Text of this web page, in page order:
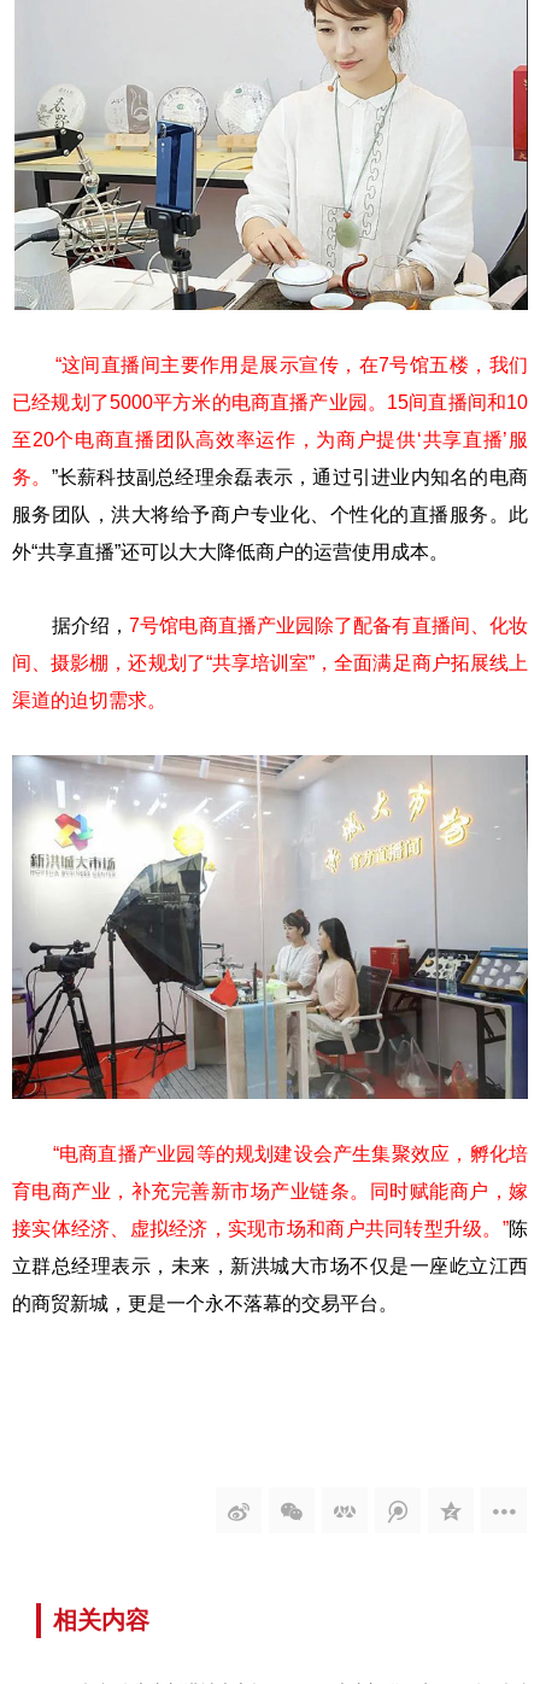
“这间直播间主要作用是展示宣传，在7号馆五楼，我们
已经规划了5000平方米的电商直播产业园。15间直播间和10
至20个电商直播团队高效率运作，为商户提供‘共享直播’服
务。 ”长薪科技副总经理余磊表示，通过引进业内知名的电商
服务团队，洪大将给予商户专业化、个性化的直播服务。此
外“共享直播”还可以大大降低商户的运营使用成本。
据介绍，7号馆电商直播产业园除了配备有直播间、化妆
间、摄影棚，还规划了“共享培训室”，全面满足商户拓展线上
渠道的迫切需求。
“电商直播产业园等的规划建设会产生集聚效应，孵化培
育电商产业，补充完善新市场产业链条。同时赋能商户，嫁
接实体经济、虚拟经济，实现市场和商户共同转型升级。”陈
立群总经理表示，未来，新洪城大市场不仅是一座屹立江西
的商贸新城，更是一个永不落幕的交易平台。
相关内容